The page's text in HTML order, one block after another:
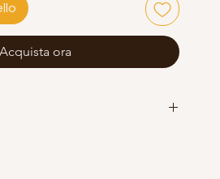
Acquista ora